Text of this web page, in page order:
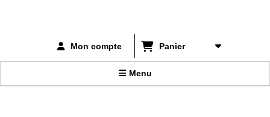
Mon compte Panier
Menu